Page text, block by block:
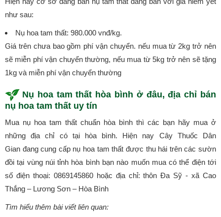
như sau:
Nụ hoa tam thất: 980.000 vnđ/kg.
Giá trên chưa bao gồm phí vận chuyển. nếu mua từ 2kg trở nên
sẽ miễn phí vận chuyển thường, nếu mua từ 5kg trở nên sẽ tặng
1kg và miễn phí vận chuyển thường
Nụ hoa tam thất hòa bình ở đâu, địa chỉ bán
nụ hoa tam thất uy tín
Mua nụ hoa tam thất chuẩn hòa bình thì các bạn hãy mua ở
những địa chỉ có tại hòa bình. Hiện nay Cây Thuốc Dân
Gian đang cung cấp nụ hoa tam thất được thu hái trên các sườn
đồi tại vùng núi tỉnh hòa bình bạn nào muốn mua có thể điện tới
số điện thoại: 0869145860 hoặc địa chỉ: thôn Đa Sỹ - xã Cao
Thắng – Lương Sơn – Hòa Bình
Tìm hiểu thêm bài viết liên quan: